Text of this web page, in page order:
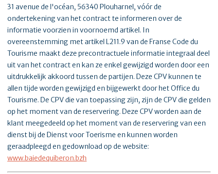
31 avenue de l'océan, 56340 Plouharnel, vóór de
ondertekening van het contract te informeren over de
informatie voorzien in voornoemd artikel. In
overeenstemming met artikel L211.9 van de Franse Code du
Tourisme maakt deze precontractuele informatie integraal deel
uit van het contract en kan ze enkel gewijzigd worden door een
uitdrukkelijk akkoord tussen de partijen. Deze CPV kunnen te
allen tijde worden gewijzigd en bijgewerkt door het Office du
Tourisme. De CPV die van toepassing zijn, zijn de CPV die gelden
op het moment van de reservering. Deze CPV worden aan de
klant meegedeeld op het moment van de reservering van een
dienst bij de Dienst voor Toerisme en kunnen worden
geraadpleegd en gedownload op de website:
www.baiedequiberon.bzh